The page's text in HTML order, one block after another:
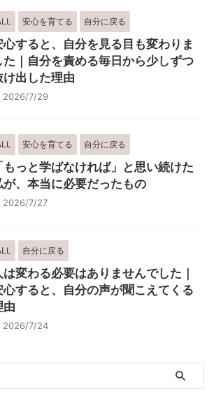
安心を育てる 自分に戻る
心すると、自分を見る目も変わりま
た｜自分を責める毎日から少しずつ
け出した理由
2026/7/29
安心を育てる 自分に戻る
もっと学ばなければ」と思い続けた
が、本当に必要だったもの
2026/7/27
自分に戻る
は変わる必要はありませんでした｜
心すると、自分の声が聞こえてくる
由
2026/7/24